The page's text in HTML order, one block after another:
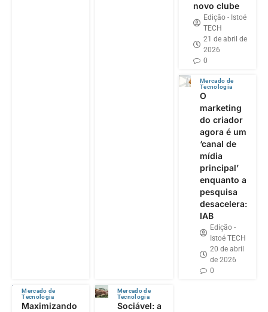
novo clube
Edição - Istoé
TECH
21 de abril de
2026
0
Mercado de
Tecnologia
O
marketing
do criador
agora é um
‘canal de
mídia
principal’
enquanto a
pesquisa
desacelera:
IAB
Edição -
Istoé TECH
20 de abril
de 2026
0
Mercado de
Tecnologia
Maximizando
Mercado de
Tecnologia
Sociável: a